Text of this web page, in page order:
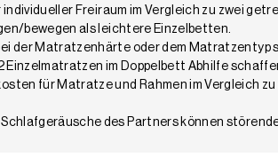
individueller Freiraum im Vergleich zu zwei
bewegen als leichtere Einzelbetten.
der Matratzenhärte oder dem
Einzelmatratzen im Doppelbett Abhilfe
für Matratze und Rahmen im Vergleich
des Partners können